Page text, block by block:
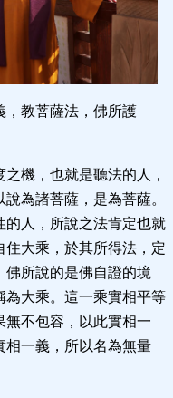
，教菩薩法，佛所護
機，也就是聽法的人，
為諸菩薩，是為菩薩。
的人，所說之法肯定也就
大乘，於其所得法，定
佛所說的是佛自證的境
為大乘。這一乘實相平等
無不包容，以此實相一
相一義，所以名為無量